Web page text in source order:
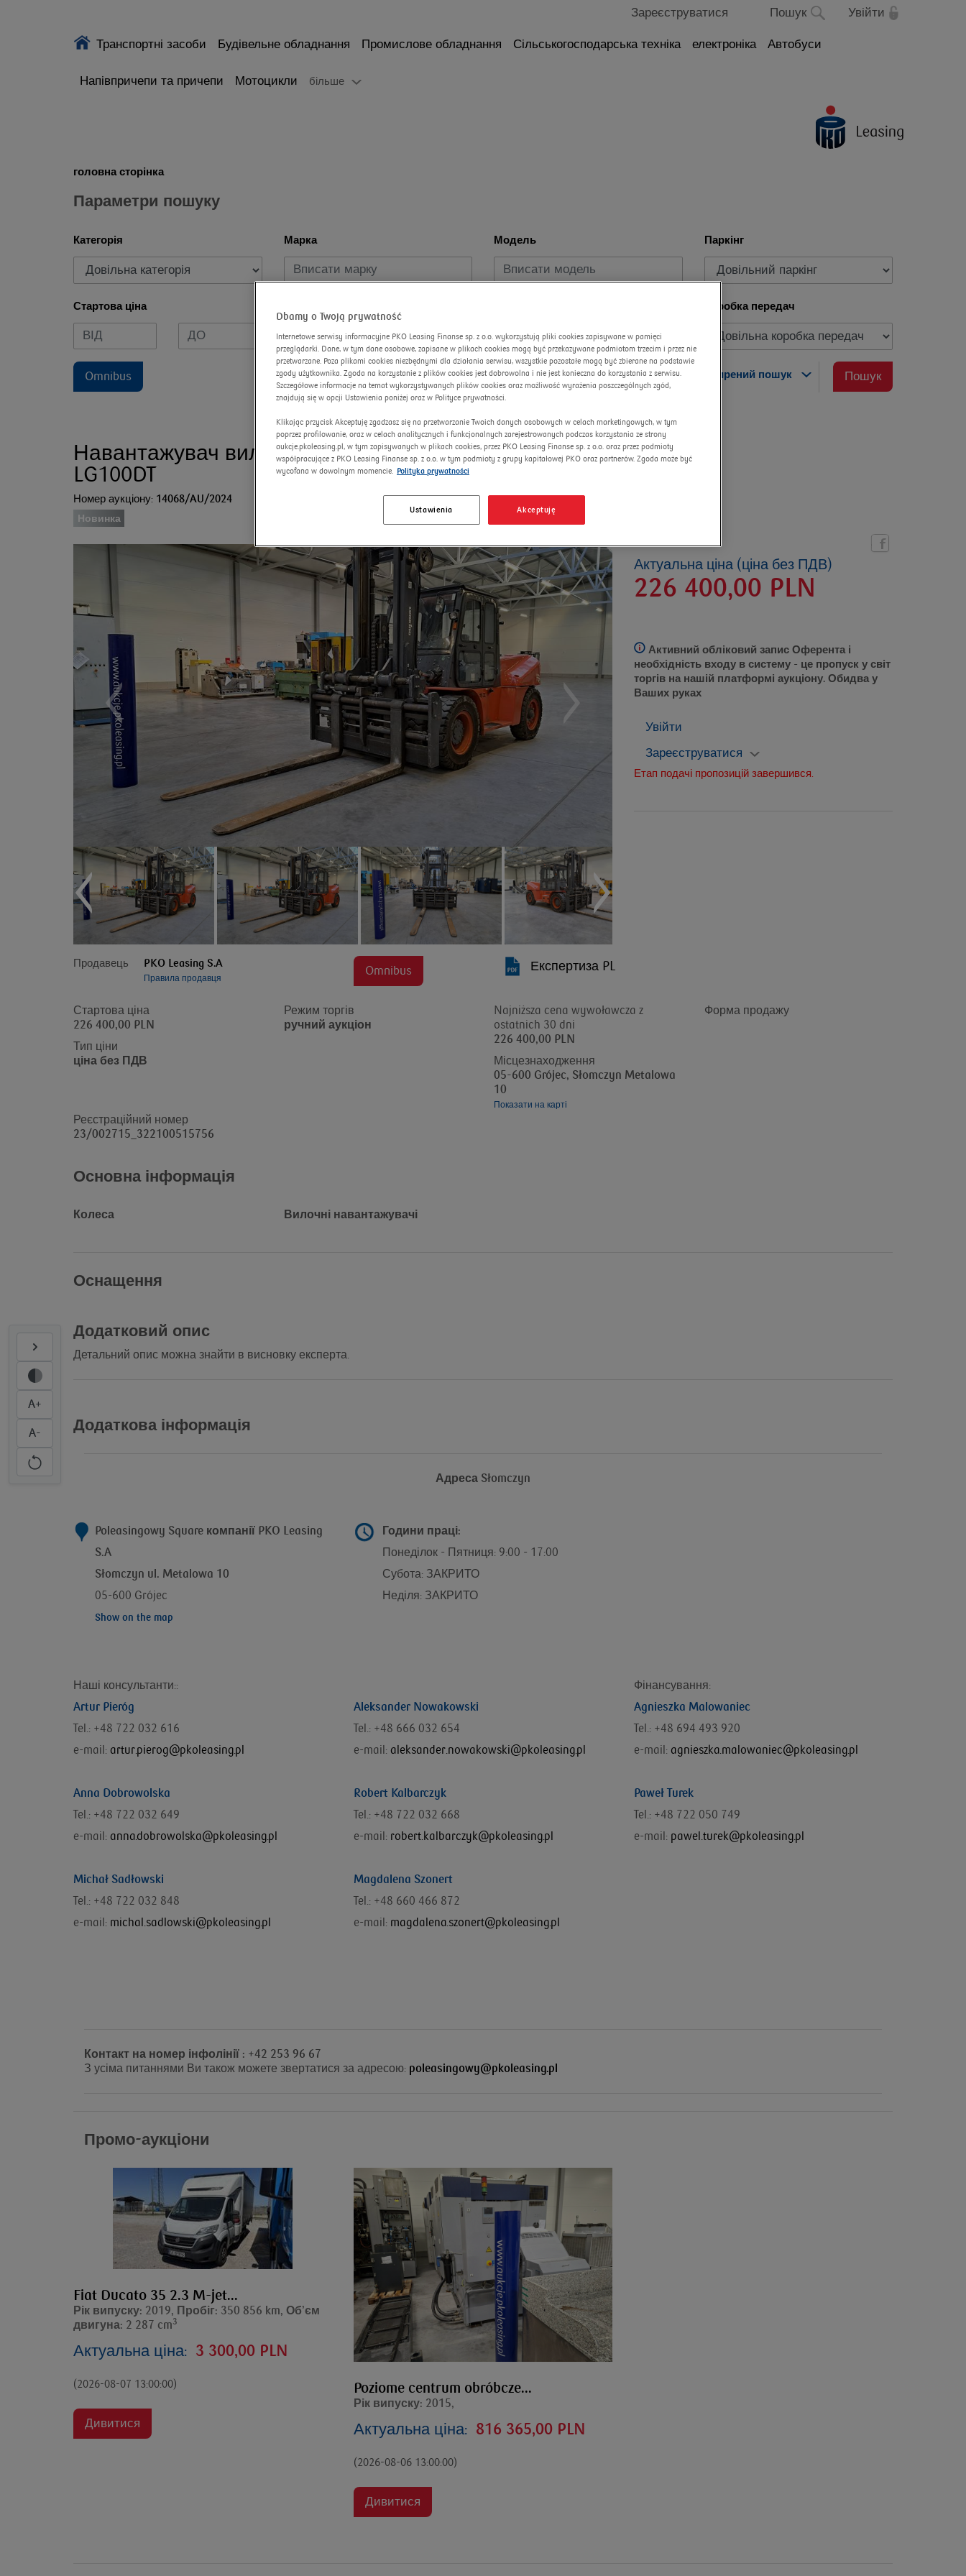
Зареєструватися Пошук Увійти
Транспортні засоби Будівельне обладнання Промислове обладнання Сільськогосподарська техніка електроніка Автобуси
Напівпричепи та причепи Мотоцикли більше
головна сторінка
Параметри пошуку
Категорія Марка Модель Паркінг
Стартова ціна Коробка передач
Omnibus розширений пошук Пошук
Навантажувач вилковий LONKING
LG100DT
Номер аукціону: 14068/AU/2024
Новинка
Актуальна ціна (ціна без ПДВ)
226 400,00 PLN
Активний обліковий запис Оферента і
необхідність входу в систему - це пропуск у світ
торгів на нашій платформі аукціону. Обидва у
Ваших руках
Увійти
Зареєструватися
Етап подачі пропозицій завершився.
Продавець PKO Leasing S.A
Правила продавця
Omnibus Експертиза PL
Стартова ціна
226 400,00 PLN
Тип ціни
ціна без ПДВ
Режим торгів
ручний аукціон
Najniższa cena wywoławcza z
ostatnich 30 dni
226 400,00 PLN
Місцезнаходження
05-600 Grójec, Słomczyn Metalowa
10
Показати на карті
Форма продажу
Реєстраційний номер
23/002715_322100515756
Основна інформація
Колеса Вилочні навантажувачі
Оснащення
Додатковий опис
Детальний опис можна знайти в висновку експерта.
Додаткова інформація
Адреса Słomczyn
Poleasingowy Square компанії PKO Leasing
S.A
Słomczyn ul. Metalowa 10
05-600 Grójec
Show on the map
Години праці:
Понеділок - Пятниця: 9:00 - 17:00
Субота: ЗАКРИТО
Неділя: ЗАКРИТО
Наші консультанти::
Artur Pieróg
Tel.: +48 722 032 616
e-mail: artur.pierog@pkoleasing.pl
Anna Dobrowolska
Tel.: +48 722 032 649
e-mail: anna.dobrowolska@pkoleasing.pl
Michał Sadłowski
Tel.: +48 722 032 848
e-mail: michal.sadlowski@pkoleasing.pl
Aleksander Nowakowski
Tel.: +48 666 032 654
e-mail: aleksander.nowakowski@pkoleasing.pl
Robert Kalbarczyk
Tel.: +48 722 032 668
e-mail: robert.kalbarczyk@pkoleasing.pl
Magdalena Szonert
Tel.: +48 660 466 872
e-mail: magdalena.szonert@pkoleasing.pl
Фінансування:
Agnieszka Malowaniec
Tel.: +48 694 493 920
e-mail: agnieszka.malowaniec@pkoleasing.pl
Paweł Turek
Tel.: +48 722 050 749
e-mail: pawel.turek@pkoleasing.pl
Контакт на номер інфолінії : +42 253 96 67
З усіма питаннями Ви також можете звертатися за адресою: poleasingowy@pkoleasing.pl
Промо-аукціони
Fiat Ducato 35 2.3 M-jet...
Рік випуску: 2019, Пробіг: 350 856 km, Об’єм
двигуна: 2 287 cm3
Актуальна ціна: 3 300,00 PLN
(2026-08-07 13:00:00)
Дивитися
Poziome centrum obróbcze...
Рік випуску: 2015,
Актуальна ціна: 816 365,00 PLN
(2026-08-06 13:00:00)
Дивитися
A+
A-
Dbamy o Twoją prywatność
Internetowe serwisy informacyjne PKO Leasing Finanse sp. z o.o. wykorzystują pliki cookies zapisywane w pamięci
przeglądarki. Dane, w tym dane osobowe, zapisane w plikach cookies mogą być przekazywane podmiotom trzecim i przez nie
przetwarzane. Poza plikami cookies niezbędnymi dla działania serwisu, wszystkie pozostałe mogą być zbierane na podstawie
zgody użytkownika. Zgoda na korzystanie z plików cookies jest dobrowolna i nie jest konieczna do korzystania z serwisu.
Szczegółowe informacje na temat wykorzystywanych plików cookies oraz możliwość wyrażenia poszczególnych zgód,
znajdują się w opcji Ustawienia poniżej oraz w Polityce prywatności.
Klikając przycisk Akceptuję zgadzasz się na przetwarzanie Twoich danych osobowych w celach marketingowych, w tym
poprzez profilowanie, oraz w celach analitycznych i funkcjonalnych zarejestrowanych podczas korzystania ze strony
aukcje.pkoleasing.pl, w tym zapisywanych w plikach cookies, przez PKO Leasing Finanse sp. z o.o. oraz przez podmioty
współpracujące z PKO Leasing Finanse sp. z o.o. w tym podmioty z grupy kapitałowej PKO oraz partnerów. Zgoda może być
wycofana w dowolnym momencie. Polityka prywatności
Akceptuję
Ustawienia